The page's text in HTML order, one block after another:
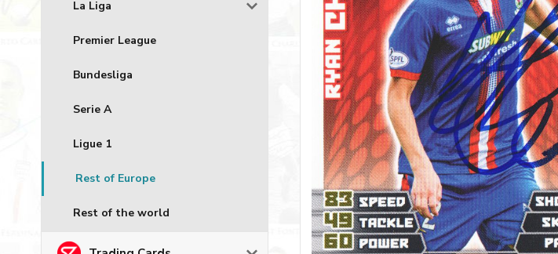
La Liga
Premier League
Bundesliga
Serie A
Ligue 1
Rest of Europe
Rest of the world